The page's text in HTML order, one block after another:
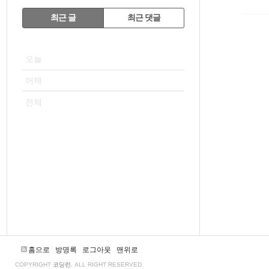
RECENTLY
최근 글 최근 댓글
오늘
어제
전체
홈으로 방명록 로그아웃 맨위로
COPYRIGHT 코딩런 , ALL RIGHT RESERVED.